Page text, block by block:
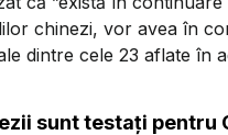
chinezi, vor avea în
dintre cele 23 aflate în
sunt testați pentru